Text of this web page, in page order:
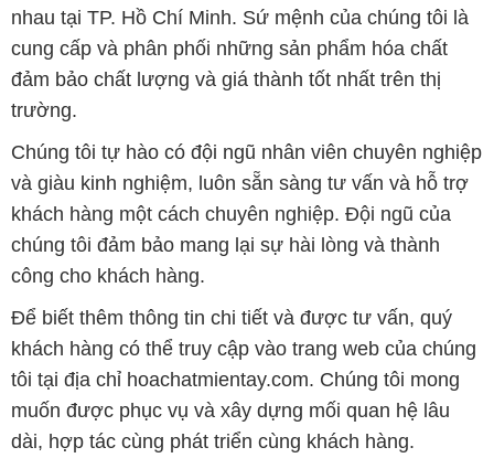
nhau tại TP. Hồ Chí Minh. Sứ mệnh của chúng tôi là
cung cấp và phân phối những sản phẩm hóa chất
đảm bảo chất lượng và giá thành tốt nhất trên thị
trường.
Chúng tôi tự hào có đội ngũ nhân viên chuyên nghiệp
và giàu kinh nghiệm, luôn sẵn sàng tư vấn và hỗ trợ
khách hàng một cách chuyên nghiệp. Đội ngũ của
chúng tôi đảm bảo mang lại sự hài lòng và thành
công cho khách hàng.
Để biết thêm thông tin chi tiết và được tư vấn, quý
khách hàng có thể truy cập vào trang web của chúng
tôi tại địa chỉ hoachatmientay.com. Chúng tôi mong
muốn được phục vụ và xây dựng mối quan hệ lâu
dài, hợp tác cùng phát triển cùng khách hàng.